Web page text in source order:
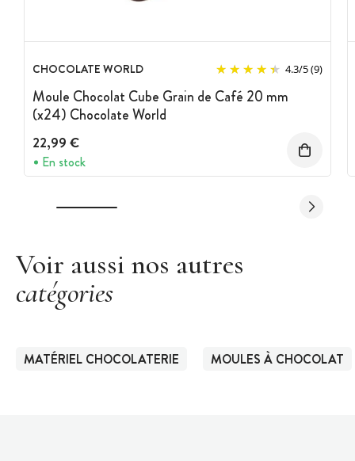
CHOCOLATE WORLD 4.3/5(9)
Moule Chocolat Cube Grain de Café 20 mm
(x24) Chocolate World
22,99 €
En stock
Voir aussi nos autres
catégories
MATÉRIEL CHOCOLATERIE MOULES À CHOCOLAT